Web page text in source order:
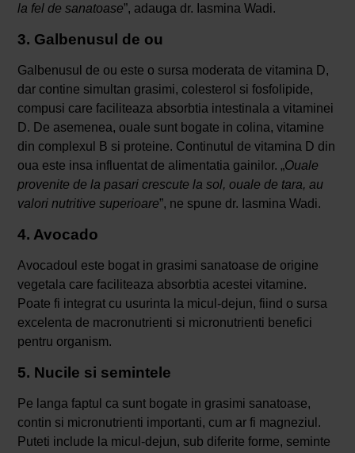
la fel de sanatoase”, adauga dr. Iasmina Wadi.
3. Galbenusul de ou
Galbenusul de ou este o sursa moderata de vitamina D,
dar contine simultan grasimi, colesterol si fosfolipide,
compusi care faciliteaza absorbtia intestinala a vitaminei
D. De asemenea, ouale sunt bogate in colina, vitamine
din complexul B si proteine. Continutul de vitamina D din
oua este insa influentat de alimentatia gainilor. „Ouale
provenite de la pasari crescute la sol, ouale de tara, au
valori nutritive superioare”, ne spune dr. Iasmina Wadi.
4. Avocado
Avocadoul este bogat in grasimi sanatoase de origine
vegetala care faciliteaza absorbtia acestei vitamine.
Poate fi integrat cu usurinta la micul-dejun, fiind o sursa
excelenta de macronutrienti si micronutrienti benefici
pentru organism.
5. Nucile si semintele
Pe langa faptul ca sunt bogate in grasimi sanatoase,
contin si micronutrienti importanti, cum ar fi magneziul.
Puteti include la micul-dejun, sub diferite forme, seminte